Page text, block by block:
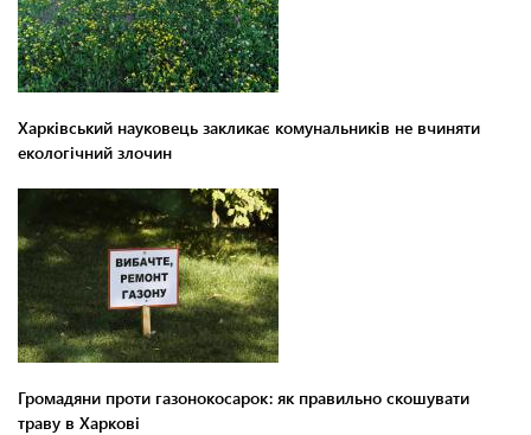
Харківський науковець закликає комунальників не вчиняти
екологічний злочин
Громадяни проти газонокосарок: як правильно скошувати
траву в Харкові